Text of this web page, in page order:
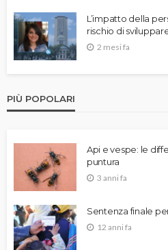
L’impatto della
rischio di
2 mesi fa
PIÙ POPOLARI
Api e vespe: le
puntura
3 anni fa
Sentenza finale
12 anni fa